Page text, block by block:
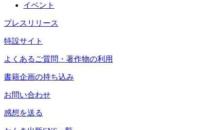
イベント
プレスリリース
特設サイト
よくあるご質問・著作物の利用
書籍企画の持ち込み
お問い合わせ
感想を送る